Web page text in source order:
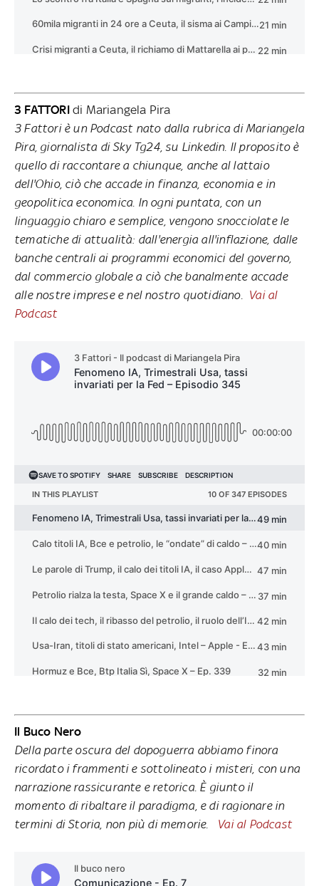
3 FATTORIdi Mariangela Pira
3 Fattori è un Podcast nato dalla rubrica di Mariangela
Pira, giornalista di Sky Tg24, su Linkedin. Il proposito è
quello di raccontare a chiunque, anche al lattaio
dell'Ohio, ciò che accade in finanza, economia e in
geopolitica economica. In ogni puntata, con un
linguaggio chiaro e semplice, vengono snocciolate le
tematiche di attualità: dall'energia all'inflazione, dalle
banche centrali ai programmi economici del governo,
dal commercio globale a ciò che banalmente accade
alle nostre imprese e nel nostro quotidiano.
Vai al
Podcast
Il Buco Nero
Della parte oscura del dopoguerra abbiamo finora
ricordato i frammenti e sottolineato i misteri, con una
narrazione rassicurante e retorica. È giunto il
momento di ribaltare il paradigma, e di ragionare in
termini di Storia, non più di memorie.
Vai al Podcast